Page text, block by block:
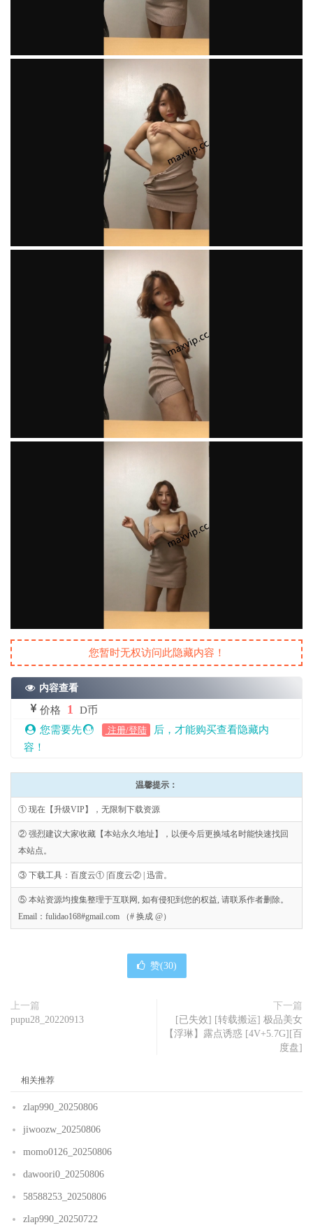
您暂时无权访问此隐藏内容！
内容查看
价格 1
D币
您需要先
注册/登陆
后，才能购买查看隐藏内
容！
温馨提示：
① 现在【升级VIP】，无限制下载资源
② 强烈建议大家收藏【本站永久地址】，以便今后更换域名时能快速找回
本站点。
③ 下载工具：百度云① |百度云② | 迅雷。
⑤ 本站资源均搜集整理于互联网, 如有侵犯到您的权益, 请联系作者删除。
Email：fulidao168#gmail.com （# 换成 @）
赞(30)
上一篇
pupu28_20220913
下一篇
[已失效] [转载搬运] 极品美女
【浮琳】露点诱惑 [4V+5.7G][百
度盘]
相关推荐
zlap990_20250806
jiwoozw_20250806
momo0126_20250806
dawoori0_20250806
58588253_20250806
zlap990_20250722